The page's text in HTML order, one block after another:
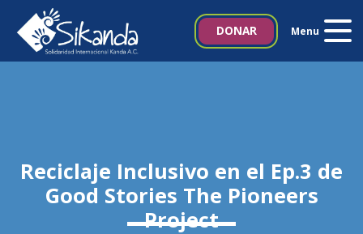
DONAR Menu
Inicio
Noticias
Biblioteca SIKANDA
Reciclaje Inclusivo en el Ep.3 de
Good Stories The Pioneers
Project